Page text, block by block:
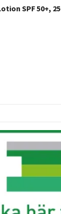
SPF 50+,